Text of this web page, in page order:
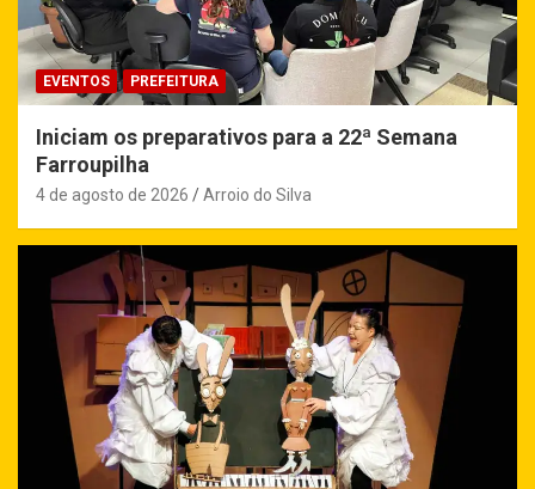
EVENTOS PREFEITURA
Iniciam os preparativos para a 22ª Semana
Farroupilha
4 de agosto de 2026 Arroio do Silva